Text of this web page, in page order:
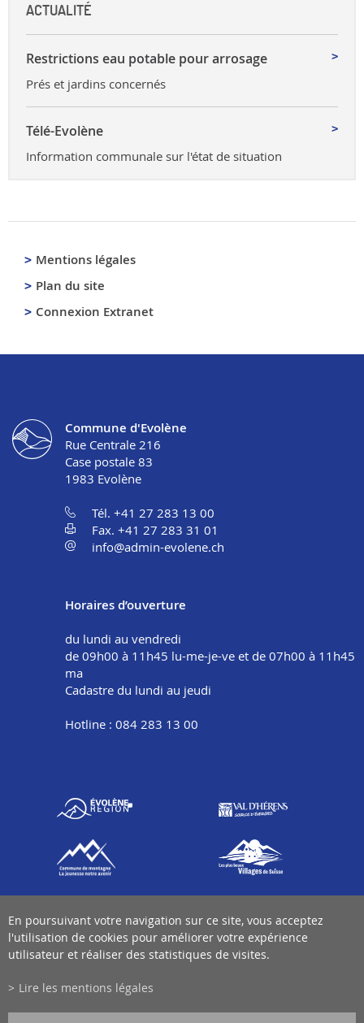
ACTUALITÉ
Restrictions eau potable pour arrosage
Prés et jardins concernés
Télé-Evolène
Information communale sur l'état de situation
Mentions légales
Plan du site
Connexion Extranet
Commune d'Evolène
Rue Centrale 216
Case postale 83
1983 Evolène
Tél. +41 27 283 13 00
Fax. +41 27 283 31 01
info@admin-evolene.ch
Horaires d’ouverture
du lundi au vendredi
de 09h00 à 11h45 lu-me-je-ve et de 07h00 à 11h45
ma
Cadastre du lundi au jeudi
Hotline : 084 283 13 00
En poursuivant votre navigation sur ce site, vous acceptez
l'utilisation de cookies pour améliorer votre expérience
utilisateur et réaliser des statistiques de visites.
Lire les mentions légales